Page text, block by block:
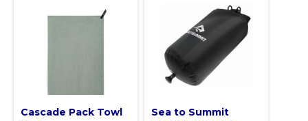
Cascade Pack Towl
Sea to Summit